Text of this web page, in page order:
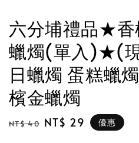
六分埔禮品★香
蠟燭(單入)★(
日蠟燭 蛋糕蠟
檳金蠟燭
Regular
NT$ 40 Sale
NT$ 29 優惠